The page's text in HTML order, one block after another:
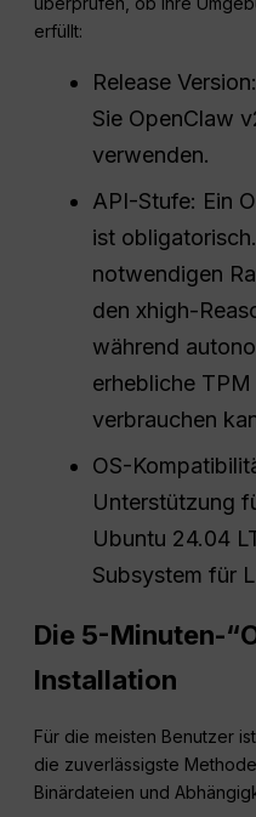
erfüllt:
Release
Sie OpenClaw
verwenden.
API-Stufe: Ein
ist
notwendigen
den xhigh-
während
erhebliche
verbrauchen
OS-
Unterstützung
Ubuntu 24.04
Subsystem für
Die 5-Minuten-
Installation
Für die meisten Benutzer
die zuverlässigste
Binärdateien und